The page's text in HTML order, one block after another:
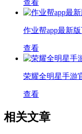
查看
作业帮app最新
查看
荣耀全明星手游
查看
相关文章